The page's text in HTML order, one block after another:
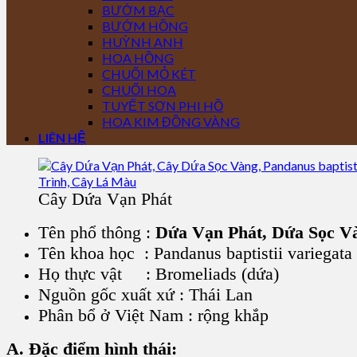
BƯỚM BẠC
BƯỚM HỒNG
HUỲNH ANH
HOA HỒNG
CHUỐI MỎ KÉT
CHUỐI HOA
TUYẾT SƠN PHI HỒ
HOA KIM ĐỒNG VÀNG
LIÊN HỆ
Cây Dứa Vạn Phát
Tên phổ thông : Dứa Vạn Phát, Dứa Sọc
Tên khoa học : Pandanus baptistii variegata
Họ thực vật : Bromeliads (dứa)
Nguồn gốc xuất xứ : Thái Lan
Phân bổ ở Việt Nam : rộng khắp
A. Đặc điểm hình thái: